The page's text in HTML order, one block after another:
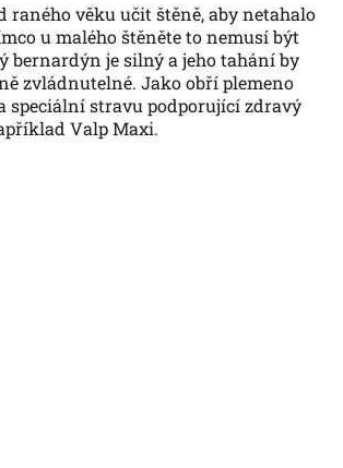
raného věku učit štěně, aby netahalo
u malého štěněte to nemusí být
bernardýn je silný a jeho tahání by
zvládnutelné. Jako obří plemeno
speciální stravu podporující zdravý
Valp Maxi.